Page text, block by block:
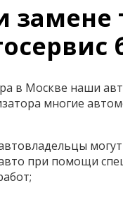
в Москве наши
многие
при помощи